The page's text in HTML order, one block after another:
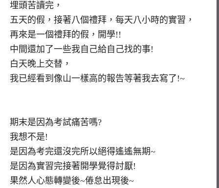
埋頭苦讀完，
五天的假，接著八個禮拜，每天八小時的實習，
再來是一個禮拜的假，開學!!
中間還加了一些我自己給自己找的事!
白天晚上交替，
我已經看到像山一樣高的報告等著我去寫了!~
期末是因為考試痛苦嗎?
我想不是!
是因為考完還沒完所以絕得遙遙無期~
是因為實習完接著開學覺得討厭!
果然人心態轉變後~倦怠出現後~